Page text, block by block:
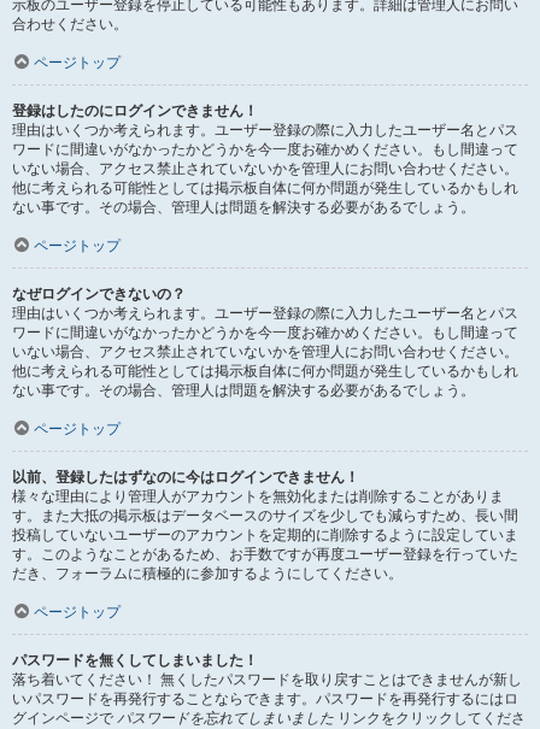
示板のユーザー登録を停止している可能性もあります。詳細は管理人にお問い
合わせください。
ページトップ
登録はしたのにログインできません！
理由はいくつか考えられます。ユーザー登録の際に入力したユーザー名とパス
ワードに間違いがなかったかどうかを今一度お確かめください。もし間違って
いない場合、アクセス禁止されていないかを管理人にお問い合わせください。
他に考えられる可能性としては掲示板自体に何か問題が発生しているかもしれ
ない事です。その場合、管理人は問題を解決する必要があるでしょう。
ページトップ
なぜログインできないの？
理由はいくつか考えられます。ユーザー登録の際に入力したユーザー名とパス
ワードに間違いがなかったかどうかを今一度お確かめください。もし間違って
いない場合、アクセス禁止されていないかを管理人にお問い合わせください。
他に考えられる可能性としては掲示板自体に何か問題が発生しているかもしれ
ない事です。その場合、管理人は問題を解決する必要があるでしょう。
ページトップ
以前、登録したはずなのに今はログインできません！
様々な理由により管理人がアカウントを無効化または削除することがありま
す。また大抵の掲示板はデータベースのサイズを少しでも減らすため、長い間
投稿していないユーザーのアカウントを定期的に削除するように設定していま
す。このようなことがあるため、お手数ですが再度ユーザー登録を行っていた
だき、フォーラムに積極的に参加するようにしてください。
ページトップ
パスワードを無くしてしまいました！
落ち着いてください！ 無くしたパスワードを取り戻すことはできませんが新し
いパスワードを再発行することならできます。パスワードを再発行するにはロ
グインページで パスワードを忘れてしまいました リンクをクリックしてくださ